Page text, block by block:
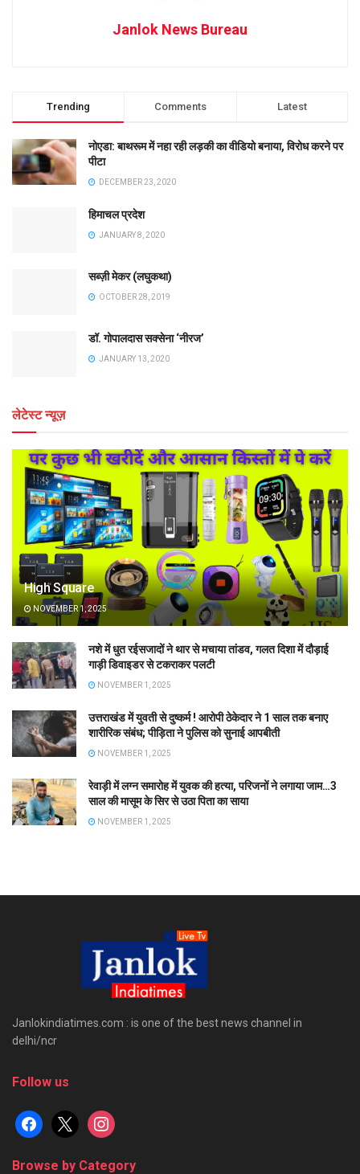
Janlok News Bureau
Trending Comments Latest
नोएडा: बाथरूम में नहा रही लड़की का वीडियो बनाया, विरोध करने पर
पीटा
DECEMBER 23, 2020
हिमाचल प्रदेश
JANUARY 8, 2020
सब्ज़ी मेकर (लघुकथा)
OCTOBER 28, 2019
डॉ. गोपालदास सक्सेना ‘नीरज’
JANUARY 13, 2020
लेटेस्ट न्यूज़
High Square
NOVEMBER 1, 2025
नशे में धुत रईसजादों ने थार से मचाया तांडव, गलत दिशा में दौड़ाई
गाड़ी डिवाइडर से टकराकर पलटी
NOVEMBER 1, 2025
उत्तराखंड में युवती से दुष्कर्म ! आरोपी ठेकेदार ने 1 साल तक बनाए
शारीरिक संबंध; पीड़िता ने पुलिस को सुनाई आपबीती
NOVEMBER 1, 2025
रेवाड़ी में लग्न समारोह में युवक की हत्या, परिजनों ने लगाया जाम…3
साल की मासूम के सिर से उठा पिता का साया
NOVEMBER 1, 2025
Janlokindiatimes.com : is one of the best news channel in
delhi/ncr
Follow us
facebook
x instagram
Browse by Category